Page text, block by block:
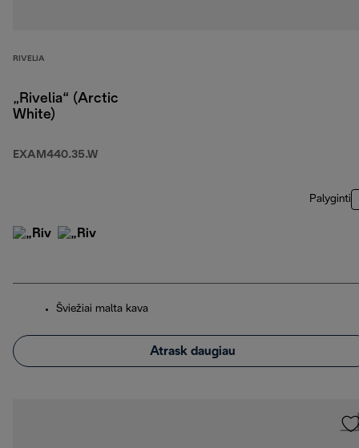
RIVELIA
„Rivelia“ (Arctic
White)
EXAM440.35.W
Palyginti
Šviežiai malta kava
Atrask daugiau